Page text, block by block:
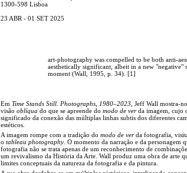
1300-598 Lisboa
23 ABR - 01 SET 2025
art-photography was compelled to be both anti-
aesthetically significant, albeit in a new "negative"
moment (Wall, 1995, p. 34). [1]
Em Time Stands Still. Photographs, 1980–2023 , Jeff Wall mostra-
visão oblíqua do que se apreende do modo de verda imagem, cujo
significado da conexão das múltiplas linhas subtis dos diferentes
estéticos.
A imagem rompe com a tradição do modo de verda fotografia,
o tableau photography . O momento da narração e da personagem
fotografia não se trata apenas de um reconhecimento de
um revivalismo da História da Arte. Wall produz uma obra de arte
limites conceptuais da natureza da fotografia e da pintura.